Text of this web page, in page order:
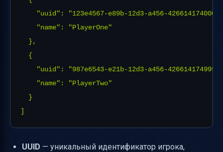
    "uuid": "123e4567-e89b-12d3-a456-426614174000",
    "name": "PlayerOne"
  },
  {
    "uuid": "987e6543-e21b-12d3-a456-426614174999",
    "name": "PlayerTwo"
  }
UUID — уникальный идентификатор игрока,